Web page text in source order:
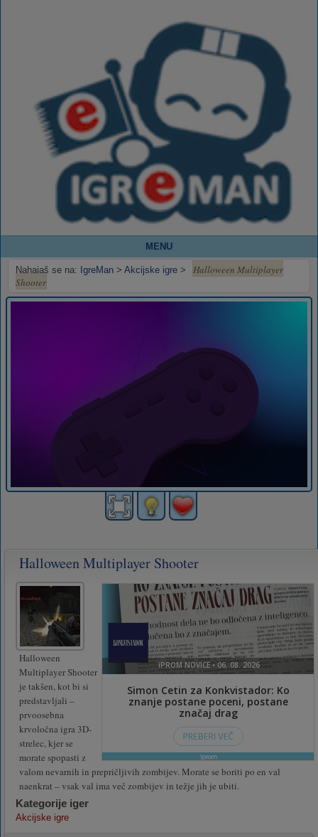
MENU
Nahajaš se na: IgreMan > Akcijske igre >
Halloween Multiplayer
Shooter
Halloween Multiplayer Shooter
Halloween
Multiplayer Shooter
je takšen, kot bi si
predstavljali –
prvoosebna
krvoločna igra 3D-
strelec, kjer se
morate spopasti z
valom nevarnih in prepričljivih zombijev. Morate se boriti po en val
naenkrat – vsak val ima več zombijev in težje jih je ubiti.
Kategorije iger
Akcijske igre